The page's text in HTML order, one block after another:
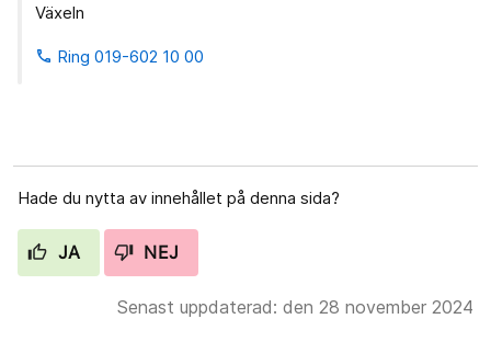
Växeln
phone Ring 019-602 10 00
Hade du nytta av innehållet på denna sida?
JA NEJ
Senast uppdaterad: den 28 november 2024